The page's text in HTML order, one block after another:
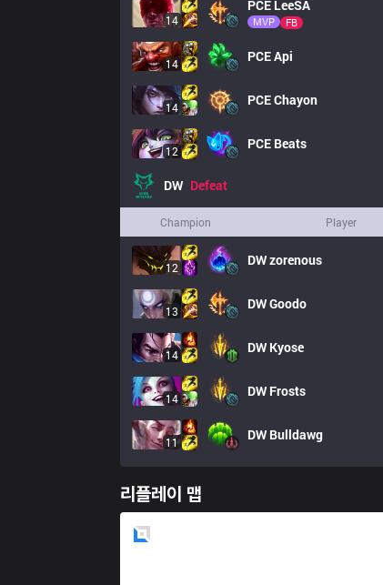
14
PCE LeeSA
MVP FB
14 PCEApi
14 PCEChayon
12 PCE Beats
DW Defeat
Champion Player
12 DWzorenous
13 DWGoodo
14 DW Kyose
14 DW Frosts
11 DW Bulldawg
리플레이 맵